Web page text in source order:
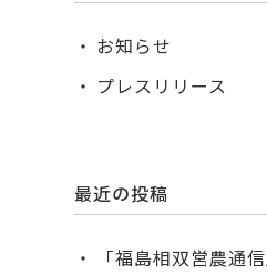
お知らせ
プレスリリース
最近の投稿
「福島相双営農通